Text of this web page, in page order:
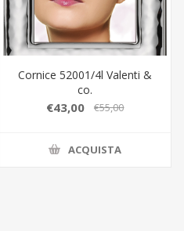
Cornice 52001/4l Valenti &
co.
€43,00 €55,00
ACQUISTA